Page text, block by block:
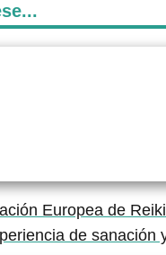
Europea de
de sanación